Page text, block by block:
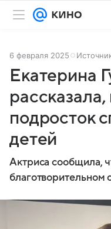
6 февраля 2025
Екатерина
подросток
детей
Актриса сообщила,
благотворительном